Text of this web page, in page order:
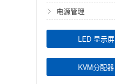
电源管理
LED 显示屏
KVM分配器